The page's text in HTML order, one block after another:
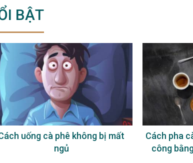
BẬT
uống cà phê không bị mất
ngủ
Cách pha
công